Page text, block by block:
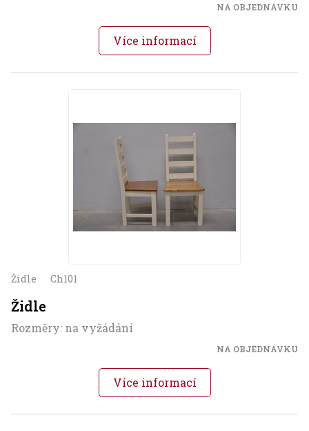
NA OBJEDNÁVKU
Více informací
Židle Ch101
Židle
Rozměry: na vyžádání
NA OBJEDNÁVKU
Více informací